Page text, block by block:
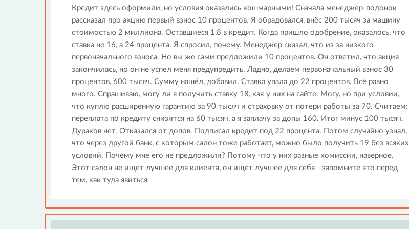
Кредит здесь оформили, но условия оказались кошмарными! Сначала менеджер-подонок
рассказал про акцию первый взнос 10 процентов. Я обрадовался, внёс 200 тысяч за машину
стоимостью 2 миллиона. Оставшиеся 1,8 в кредит. Когда пришло одобрение, оказалось, что
ставка не 16, а 24 процента. Я спросил, почему. Менеджер сказал, что из за низкого
первоначального взноса. Но вы же сами предложили 10 процентов. Он ответил, что акция
закончилась, но он не успел меня предупредить. Ладно, делаем первоначальный взнос 30
процентов, 600 тысяч. Сумму нашёл, добавил. Ставка упала до 22 процентов. Всё равно
много. Спрашиваю, могу ли я получить ставку 18, как у них на сайте. Могу, но при условии,
что куплю расширенную гарантию за 90 тысяч и страховку от потери работы за 70. Считаем:
переплата по кредиту снизится на 60 тысяч, а я заплачу за допы 160. Итог минус 100 тысяч.
Дураков нет. Отказался от допов. Подписал кредит под 22 процента. Потом случайно узнал,
что через другой банк, с которым салон тоже работает, можно было получить 19 без всяких
условий. Почему мне его не предложили? Потому что у них разные комиссии, наверное.
Этот салон не ищет лучшее для клиента, он ищет лучшее для себя - запомните это перед
тем, как туда явиться